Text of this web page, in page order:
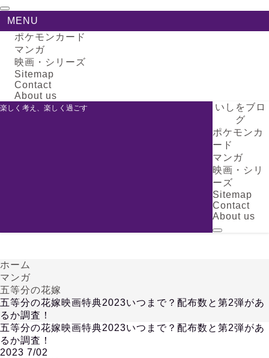
MENU
ポケモンカード
マンガ
映画・シリーズ
Sitemap
Contact
About us
楽しく考え、楽しく過ごす
いしをブロ
グ
ポケモンカ
ード
マンガ
映画・シリ
ーズ
Sitemap
Contact
About us
ホーム
マンガ
五等分の花嫁
五等分の花嫁映画特典2023いつまで？配布数と第2弾があ
るか調査！
五等分の花嫁映画特典2023いつまで？配布数と第2弾があ
るか調査！
2023 7/02